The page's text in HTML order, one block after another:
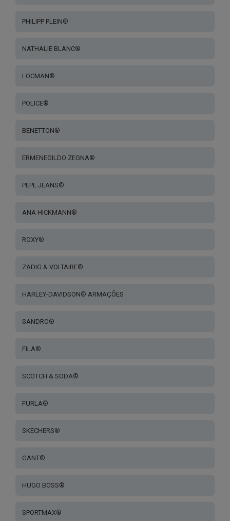
PHILIPP PLEIN®
NATHALIE BLANC®
LOCMAN®
POLICE®
BENETTON®
ERMENEGILDO ZEGNA®
PEPE JEANS®
ANA HICKMANN®
ROXY®
ZADIG & VOLTAIRE®
HARLEY-DAVIDSON® ARMAÇÕES
SANDRO®
FILA®
SCOTCH & SODA®
FURLA®
SKECHERS®
GANT®
HUGO BOSS®
SPORTMAX®